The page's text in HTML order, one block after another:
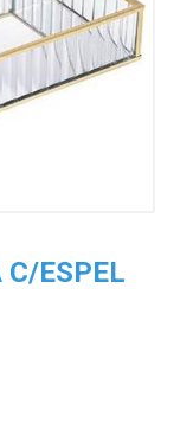
C/ESPEL